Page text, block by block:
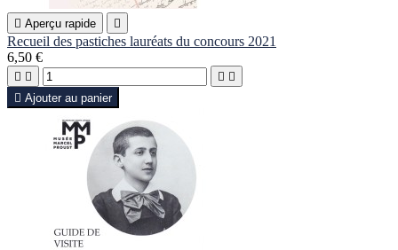
 Aperçu rapide 
Recueil des pastiches lauréats du concours 2021
6,50 €
   
 Ajouter au panier